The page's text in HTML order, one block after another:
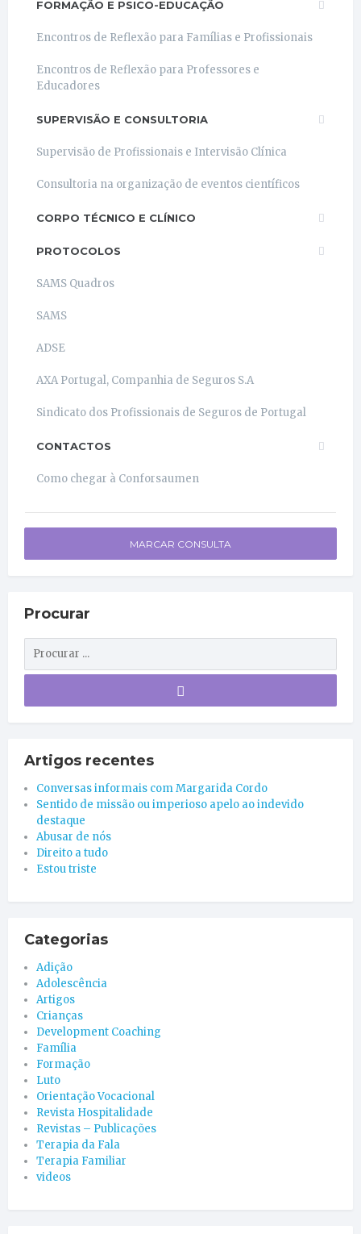
FORMAÇÃO E PSICO-EDUCAÇÃO
Encontros de Reflexão para Famílias e Profissionais
Encontros de Reflexão para Professores e
Educadores
SUPERVISÃO E CONSULTORIA
Supervisão de Profissionais e Intervisão Clínica
Consultoria na organização de eventos científicos
CORPO TÉCNICO E CLÍNICO
PROTOCOLOS
SAMS Quadros
SAMS
ADSE
AXA Portugal, Companhia de Seguros S.A
Sindicato dos Profissionais de Seguros de Portugal
CONTACTOS
Como chegar à Conforsaumen
MARCAR CONSULTA
Procurar
Artigos recentes
Conversas informais com Margarida Cordo
Sentido de missão ou imperioso apelo ao indevido
destaque
Abusar de nós
Direito a tudo
Estou triste
Categorias
Adição
Adolescência
Artigos
Crianças
Development Coaching
Família
Formação
Luto
Orientação Vocacional
Revista Hospitalidade
Revistas – Publicações
Terapia da Fala
Terapia Familiar
videos